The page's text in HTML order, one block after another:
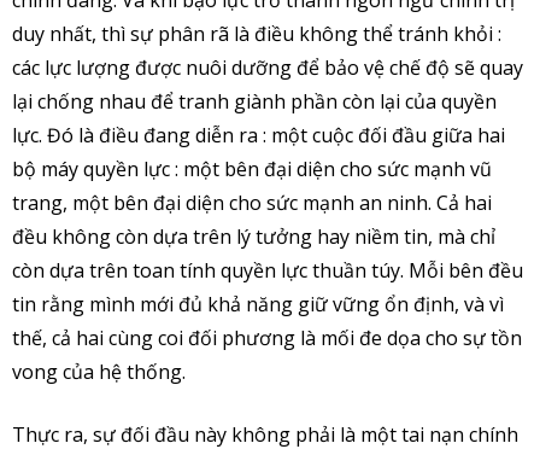
duy nhất, thì sự phân rã là điều không thể tránh khỏi :
các lực lượng được nuôi dưỡng để bảo vệ chế độ sẽ quay
lại chống nhau để tranh giành phần còn lại của quyền
lực. Đó là điều đang diễn ra : một cuộc đối đầu giữa hai
bộ máy quyền lực : một bên đại diện cho sức mạnh vũ
trang, một bên đại diện cho sức mạnh an ninh. Cả hai
đều không còn dựa trên lý tưởng hay niềm tin, mà chỉ
còn dựa trên toan tính quyền lực thuần túy. Mỗi bên đều
tin rằng mình mới đủ khả năng giữ vững ổn định, và vì
thế, cả hai cùng coi đối phương là mối đe dọa cho sự tồn
vong của hệ thống.
Thực ra, sự đối đầu này không phải là một tai nạn chính